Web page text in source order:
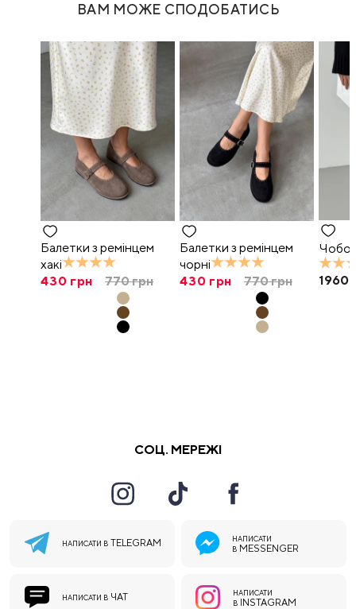
ВАМ МОЖЕ СПОДОБАТИСЬ
Балетки з ремінцем
хакі
430 грн 770грн
Балетки з ремінцем
чорні
430 грн 770грн 1960
СОЦ. МЕРЕЖІ
НАПИСАТИ В TELEGRAM
НАПИСАТИ
В MESSENGER
НАПИСАТИ В ЧАТ
НАПИСАТИ
В
INSTAGRAM